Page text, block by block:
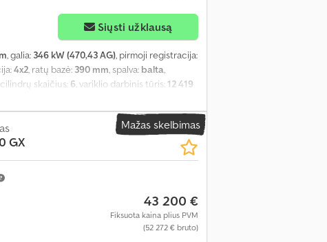
Siųsti užklausą
, galia: 346 kW (470,43 AG), pirmoji registracija:
4x2, ratų bazė: 390 mm, spalva: balta,
cilindrų skaičius: 6, variklio darbinis tūris:12 419
vairo stiprintuvas
priežiūros Dyzelinis variklis MAN
TipMatic 14.27 DD Išplėstinė avarinio
sistema, Climatronic Patogi vairuotojo
Šturmano sėdynė, be spyruoklinių, ilgio ir
su grotelėmis atrama Papildomas
centrinė dalis, gale Techninės
reikalavimas nuo 2023 m. rugpjūčio 21 d.
Haul TL Padangos galinei ašiai, Goodyear
ratų bazė, 3900 mm Ašies santykis, i = 2,31
Mažas skelbimas
GX
43 200 €
Fiksuota kaina plius PVM
(52 272 € bruto)